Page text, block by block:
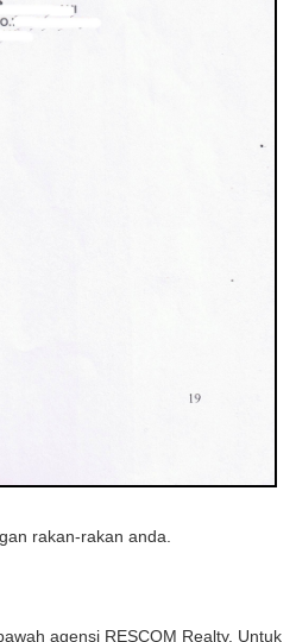
rakan-rakan anda.
agensi RESCOM Realty. Untuk